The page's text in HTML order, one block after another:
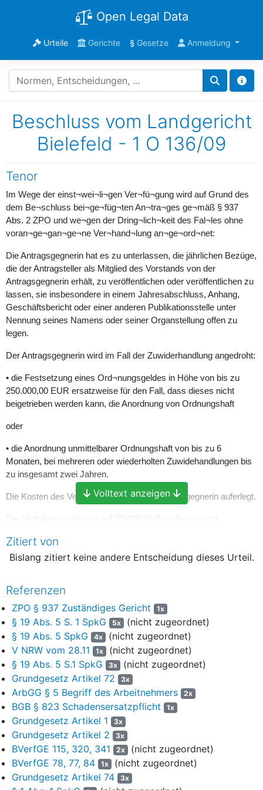
Open Legal Data
Urteile Gerichte §Gesetze Anmeldung
Beschluss vom Landgericht
Bielefeld - 1 O 136/09
Tenor
Im Wege der einst¬wei¬li¬gen Ver¬fü¬gung wird auf Grund des
dem Be¬schluss bei¬ge¬füg¬ten An¬tra¬ges ge¬mäß § 937
Abs. 2 ZPO und we¬gen der Dring¬lich¬keit des Fal¬les ohne
voran¬ge¬gan¬ge¬ne Ver¬hand¬lung an¬ge¬ord¬net:
Die Antragsgegnerin hat es zu unterlassen, die jährlichen Bezüge,
die der Antragsteller als Mitglied des Vorstands von der
Antragsgegnerin erhält, zu veröffentlichen oder veröffentlichen zu
lassen, sie insbesondere in einem Jahresabschluss, Anhang,
Geschäftsbericht oder einer anderen Publikationsstelle unter
Nennung seines Namens oder seiner Organstellung offen zu
legen.
Der Antragsgegnerin wird im Fall der Zuwiderhandlung angedroht:
• die Festsetzung eines Ord¬nungsgeldes in Höhe von bis zu
250.000,00 EUR ersatzweise für den Fall, dass dieses nicht
beigetrieben werden kann, die Anordnung von Ordnungshaft
oder
• die Anordnung unmittelbarer Ordnungshaft von bis zu 6
Monaten, bei mehreren oder wiederholten Zuwidehandlungen bis
zu insgesamt zwei Jahren.
Die Kosten des Verfahrens werden der Antragsgegnerin auferlegt.
Der Verfahrenswert wird auf 30.000,00 Euro festgesetzt.
Gründe
landesrechtlichen Anstalt des öffentlichen Rechts organisierte
Sparkasse. Der Antragsteller ist Vorsitzender des Vorstands
der Antragsgegnerin.
Die Antragsgegnerin ist nach Maßgabe des neu eingefügten
19 Abs. 5 S. 1 SpkG NRW für das Kalenderjahr 2008
erstmalig verpflichtet, die individuellen Vorstandsbezüge offen
zu legen. § 19 Abs. 5 SpkG NRW wurde durch Art. 1 des
Gesetzes zur Änderung aufsichtsrechtlicher, insbesondere
sparkassenrechtlicher Vorschriften vom 18.11.2008 (G
vom 28.11.2008, S. 696) in das Landessparkassenrecht
eingefügt. S. 1 dieser Vorschrift lautet: "Die Bezüge der
einzelnen Vorstandsmitglieder sind im Geschäftsbericht der
Sparkasse individualisiert auszuweisen."
Volltext anzeigen
Zitiert von
Bislang zitiert keine andere Entscheidung dieses Urteil.
Referenzen
ZPO § 937 Zuständiges Gericht 1x
§ 19 Abs. 5 S. 1 SpkG 5x (nicht zugeordnet)
§ 19 Abs. 5 SpkG
4x (nicht zugeordnet)
V NRW vom 28.11
1x (nicht zugeordnet)
§ 19 Abs. 5 S.1 SpkG
3x (nicht zugeordnet)
Grundgesetz Artikel 72
3x
ArbGG § 5 Begriff des Arbeitnehmers 2x
BGB § 823 Schadensersatzpflicht 1x
Grundgesetz Artikel 1 3x
Grundgesetz Artikel 2 3x
BVerfGE 115, 320, 341 2x (nicht zugeordnet)
BVerfGE 78, 77, 84
1x (nicht zugeordnet)
Grundgesetz Artikel 74
3x